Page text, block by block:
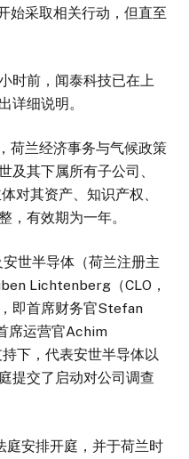
始采取相关行动，但直至
时前，闻泰科技已在上
详细说明。
荷兰经济事务与气候政策
及其下属所有子公司、
对其资产、知识产权、
，有效期为一年。
世半导体（荷兰注册主
Lichtenberg（CLO，
即首席财务官Stefan
席运营官Achim
下，代表安世半导体以
提交了启动对公司调查
庭安排开庭，并于荷兰时